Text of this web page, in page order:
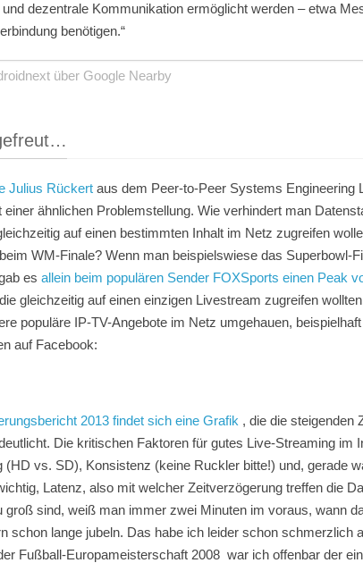
dezentrale Kommunikation ermöglicht werden – etwa
benötigen.“
über Google Nearby
Julius Rückert aus dem Peer-to-Peer Systems Engineering
einer ähnlichen Problemstellung. Wie verhindert man
auf einen bestimmten Inhalt im Netz zugreifen
WM-Finale? Wenn man beispielswiese das Superbowl-
es allein beim populären Sender FOXSports einen Peak
gleichzeitig auf einen einzigen Livestream zugreifen
populäre IP-TV-Angebote im Netz umgehauen,
auf Facebook:
2013 findet sich eine Grafik , die die steigenden
Die kritischen Faktoren für gutes Live-Streaming im
(HD vs. SD), Konsistenz (keine Ruckler bitte!) und, gerade
Latenz, also mit welcher Zeitverzögerung treffen die
groß sind, weiß man immer zwei Minuten im voraus, wann
schon lange jubeln. Das habe ich leider schon schmerzlich
Fußball-Europameisterschaft 2008 war ich offenbar der